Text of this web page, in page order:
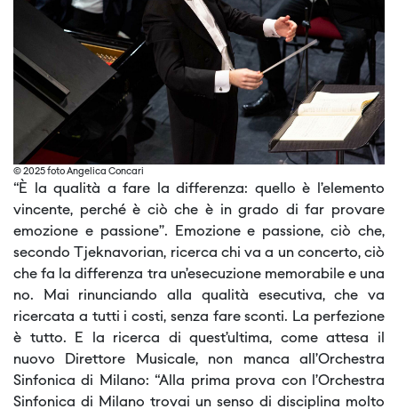
© 2025 foto Angelica Concari
“È la qualità a fare la differenza: quello è l’elemento
vincente, perché è ciò che è in grado di far provare
emozione e passione”. Emozione e passione, ciò che,
secondo Tjeknavorian, ricerca chi va a un concerto, ciò
che fa la differenza tra un’esecuzione memorabile e una
no. Mai rinunciando alla qualità esecutiva, che va
ricercata a tutti i costi, senza fare sconti. La perfezione
è tutto. E la ricerca di quest’ultima, come attesa il
nuovo Direttore Musicale, non manca all’Orchestra
Sinfonica di Milano: “Alla prima prova con l’Orchestra
Sinfonica di Milano trovai un senso di disciplina molto